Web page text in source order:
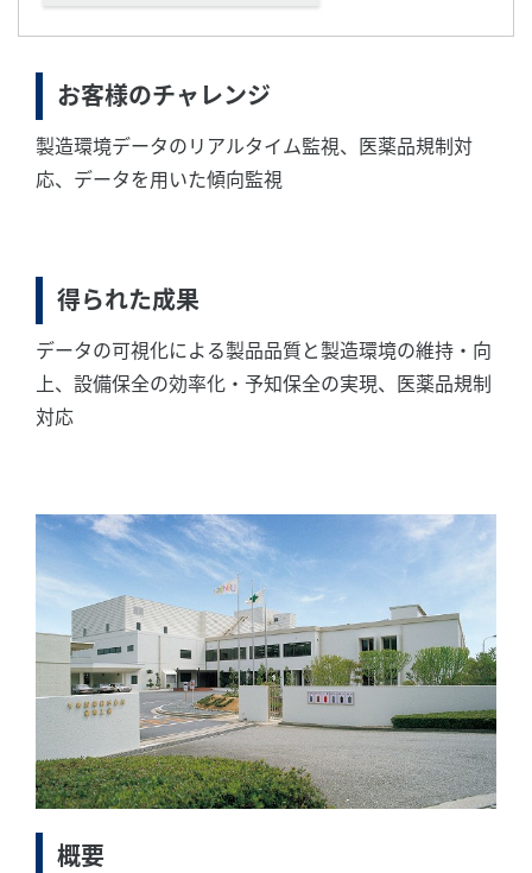
お客様のチャレンジ
製造環境データのリアルタイム監視、医薬品規制対
応、データを用いた傾向監視
得られた成果
データの可視化による製品品質と製造環境の維持・向
上、設備保全の効率化・予知保全の実現、医薬品規制
対応
概要